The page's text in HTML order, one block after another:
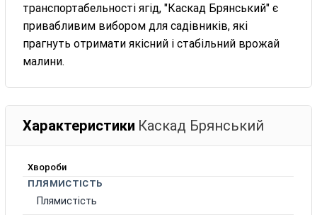
транспортабельності ягід, "Каскад Брянський" є
привабливим вибором для садівників, які
прагнуть отримати якісний і стабільний врожай
малини.
Характеристики Каскад Брянський
Хвороби
ПЛЯМИСТІСТЬ
Плямистість